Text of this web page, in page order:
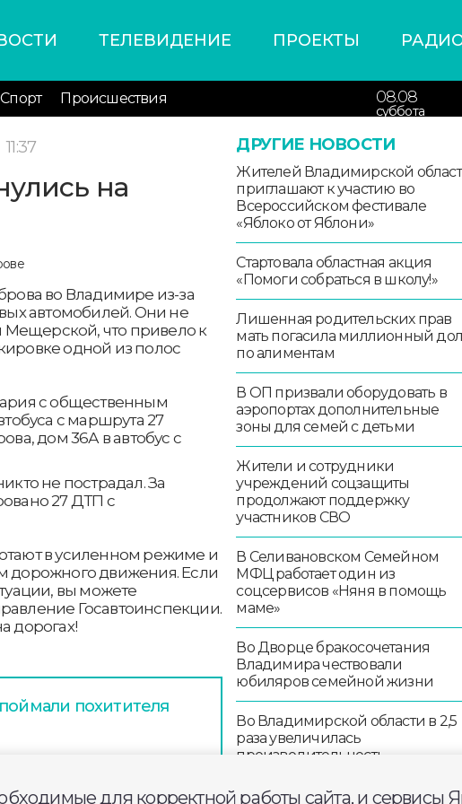
ТЕЛЕВИДЕНИЕ ПРОЕКТЫ
Спорт Происшествия 08.08
суббота
11:37
на
во Владимире из-за
автомобилей. Они не
Мещерской, что привело к
одной из полос
с общественным
с маршрута 27
дом 36А в автобус с
не пострадал. За
27 ДТП с
в усиленном режиме и
дорожного движения. Если
вы можете
Госавтоинспекции.
дорогах!
похитителя
тело утонувшего
ДРУГИЕ НОВОСТИ
Жителей Владимирской
приглашают к участию во
Всероссийском фестивале
«Яблоко от Яблони»
Стартовала областная акция
«Помоги собраться в школу!»
Лишенная родительских прав
мать погасила миллионный
по алиментам
В ОП призвали оборудовать в
аэропортах дополнительные
зоны для семей с детьми
Жители и сотрудники
учреждений соцзащиты
продолжают поддержку
участников СВО
В Селивановском Семейном
МФЦ работает один из
соцсервисов «Няня в помощь
маме»
Во Дворце бракосочетания
Владимира чествовали
юбиляров семейной жизни
Во Владимирской области в 2,5
раза увеличилась
производительность
для корректной работы сайта, и сервисы